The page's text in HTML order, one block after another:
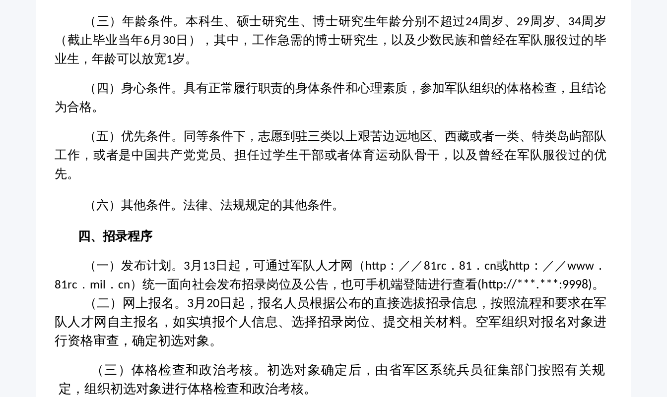
（三）年龄条件。本科生、硕士研究生、博士研究生年龄分别不超过24周岁、 29 周岁、 34周岁
（截止毕业当年6 月 30 日），其中，工作急需的博士研究生，以及少数民族和曾经在军队服役过的毕
业生，年龄可以放宽1岁。
（四）身心条件。具有正常履行职责的身体条件和心理素质，参加军队组织的体格检查，且结论
为合格。
（五）优先条件。同等条件下，志愿到驻三类以上艰苦边远地区、西藏或者一类、特类岛屿部队
工作，或者是中国共产党党员、担任过学生干部或者体育运动队骨干，以及曾经在军队服役过的优
先。
（六）其他条件。法律、法规规定的其他条件。
四、招录程序
（一）发布计划。 3 月 13 日起，可通过军队人才网 （ http：／／81rc．81．cn或http：／／www．
81rc．mil．cn） 统一面向社会发布招录岗位及公告，也可手机端登陆进行查看(http://***.***:9998)。
（二）网上报名。 3月 20 日起，报名人员根据公布的直接选拔招录信息，按照流程和要求在军
队人才网自主报名，如实填报个人信息、选择招录岗位、提交相关材料。空军组织对报名对象进
行资格审查，确定初选对象。
（三）体格检查和政治考核。初选对象确定后，由省军区系统兵员征集部门按照有关规
定，组织初选对象进行体格检查和政治考核。